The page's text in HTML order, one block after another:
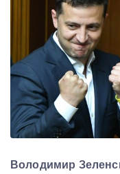
Володимир